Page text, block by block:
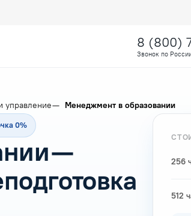
8 (800)
Звонок по
управление Менеджмент в образовании
0%
—
256
512